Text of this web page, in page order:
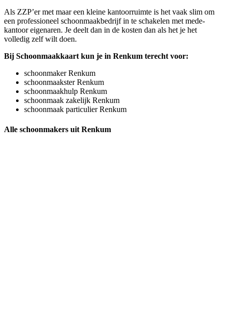
Als ZZP’er met maar een kleine kantoorruimte is het vaak slim om
een professioneel schoonmaakbedrijf in te schakelen met mede-
kantoor eigenaren. Je deelt dan in de kosten dan als het je het
volledig zelf wilt doen.
Bij Schoonmaakkaart kun je in Renkum terecht voor:
schoonmaker Renkum
schoonmaakster Renkum
schoonmaakhulp Renkum
schoonmaak zakelijk Renkum
schoonmaak particulier Renkum
Alle schoonmakers uit Renkum